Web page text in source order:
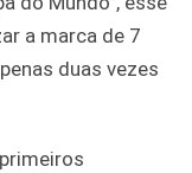
a marca de 7
duas vezes